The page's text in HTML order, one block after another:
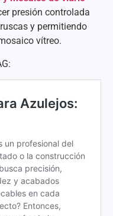
presión controlada
y permitiendo
vítreo.